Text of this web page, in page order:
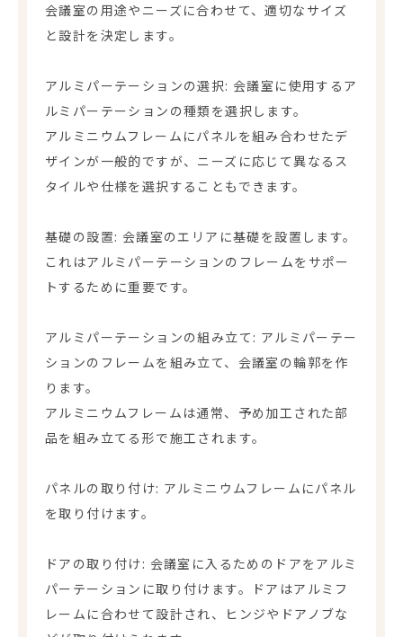
会議室の用途やニーズに合わせて、適切なサイズ
と設計を決定します。
アルミパーテーションの選択: 会議室に使用するア
ルミパーテーションの種類を選択します。
アルミニウムフレームにパネルを組み合わせたデ
ザインが一般的ですが、ニーズに応じて異なるス
タイルや仕様を選択することもできます。
基礎の設置: 会議室のエリアに基礎を設置します。
これはアルミパーテーションのフレームをサポー
トするために重要です。
アルミパーテーションの組み立て: アルミパーテー
ションのフレームを組み立て、会議室の輪郭を作
ります。
アルミニウムフレームは通常、予め加工された部
品を組み立てる形で施工されます。
パネルの取り付け: アルミニウムフレームにパネル
を取り付けます。
ドアの取り付け: 会議室に入るためのドアをアルミ
パーテーションに取り付けます。ドアはアルミフ
レームに合わせて設計され、ヒンジやドアノブな